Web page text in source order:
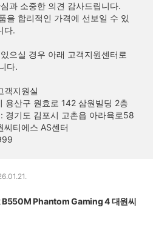
과 소중한 의견 감사드립니다.
을 합리적인 가격에 선보일 수 있
다.
으실 경우 아래 고객지원센터로
다.
객지원실
용산구 원효로 142 삼원빌딩 2층
경기도 김포시 고촌읍 아라육로58
티에스 AS센터
B550M Phantom Gaming 4 대원씨